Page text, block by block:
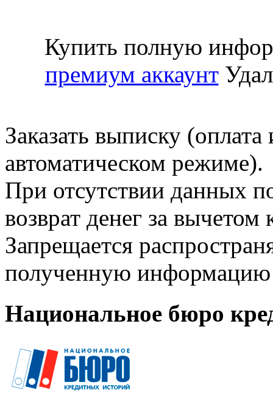
Купить полную
премиум аккаунт
Заказать выписку
автоматическом режиме).
При отсутствии данных
возврат денег за
Запрещается
полученную информацию
Национальное бюро